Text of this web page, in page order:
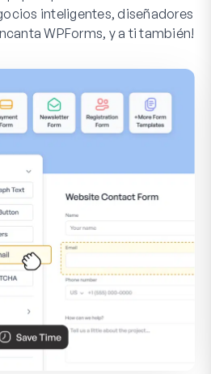
inteligentes, diseñadores
WPForms, y a ti también!